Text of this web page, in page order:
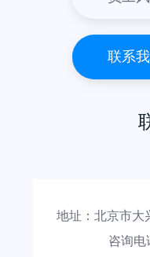
联系
地址：北京市大
咨询电